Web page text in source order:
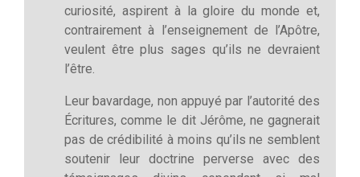
curiosité, aspirent à la gloire du monde et,
contrairement à l’enseignement de l’Apôtre,
veulent être plus sages qu’ils ne devraient
l’être.
Leur bavardage, non appuyé par l’autorité des
Écritures, comme le dit Jérôme, ne gagnerait
pas de crédibilité à moins qu’ils ne semblent
soutenir leur doctrine perverse avec des